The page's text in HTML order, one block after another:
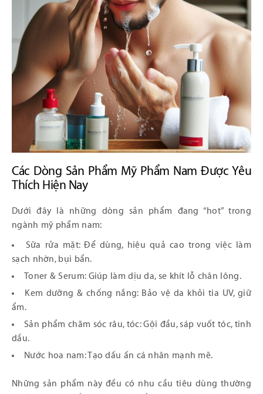
Các Dòng Sản Phẩm Mỹ Phẩm Nam Được Yêu
Thích Hiện Nay
Dưới đây là những dòng sản phẩm đang “hot” trong
ngành mỹ phẩm nam:
Sữa rửa mặt: Để dùng, hiệu quả cao trong việc làm
sạch nhờn, bụi bẩn.
Toner & Serum: Giúp làm dịu da, se khít lỗ chân lông.
Kem dưỡng & chống nắng: Bảo vệ da khỏi tia UV, giữ
ẩm.
Sản phẩm chăm sóc râu, tóc: Gội đầu, sáp vuốt tóc, tinh
dầu.
Nước hoa nam: Tạo dấu ấn cá nhân mạnh mẽ.
Những sản phẩm này đều có nhu cầu tiêu dùng thường